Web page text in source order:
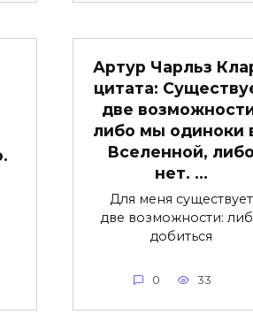
Артур Чарльз
цитата:
две
либо мы одиноки
Вселенной,
нет. …
Для меня существует
две возможности:
добиться
0 33